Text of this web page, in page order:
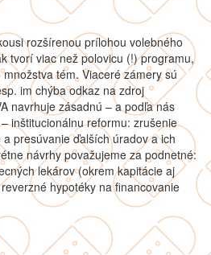
rozšírenou prílohou volebného
tvorí viac než polovicu (!) programu,
tém. Viaceré zámery sú
im chýba odkaz na zdroj
navrhuje zásadnú – a podľa nás
inštitucionálnu reformu: zrušenie
presúvanie ďalších úradov a ich
návrhy považujeme za podnetné:
lekárov (okrem kapitácie aj
hypotéky na financovanie